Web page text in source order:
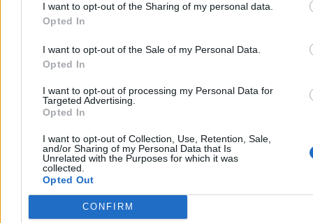
I want to opt-out of the Sharing of my personal data.
Opted In
I want to opt-out of the Sale of my Personal Data.
Opted In
I want to opt-out of processing my Personal Data for
Targeted Advertising.
Opted In
I want to opt-out of Collection, Use, Retention, Sale,
and/or Sharing of my Personal Data that Is
Unrelated with the Purposes for which it was
collected.
Opted Out
CONFIRM
Paweł Żurek
Wczoraj 19:12
Reklama
Reklama